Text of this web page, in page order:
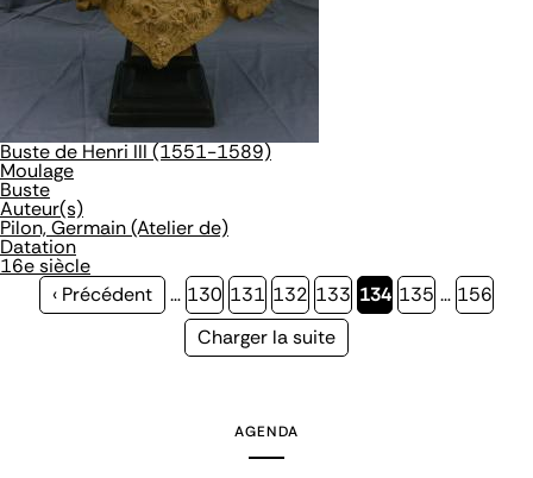
Buste de Henri III (1551-1589)
Moulage
Buste
Auteur(s)
Pilon, Germain (Atelier de)
Datation
16e siècle
Page
‹ Précédent … Page
130 Page
131 Page
132 Page
133 Page
134 Page
135 … Page
156
Page
Charger la suite
AGENDA